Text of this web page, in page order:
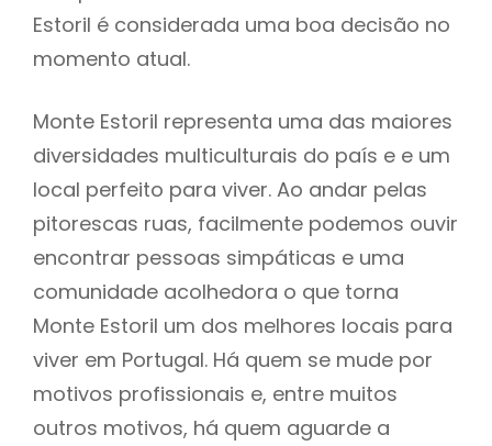
Estoril é considerada uma boa decisão no
momento atual.
Monte Estoril representa uma das maiores
diversidades multiculturais do país e e um
local perfeito para viver. Ao andar pelas
pitorescas ruas, facilmente podemos ouvir
encontrar pessoas simpáticas e uma
comunidade acolhedora o que torna
Monte Estoril um dos melhores locais para
viver em Portugal. Há quem se mude por
motivos profissionais e, entre muitos
outros motivos, há quem aguarde a